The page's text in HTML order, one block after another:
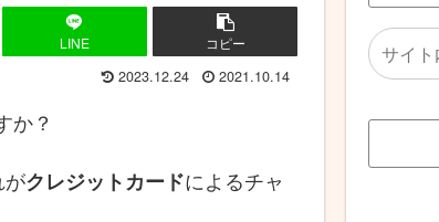
LINE コピー
2023.12.24 2021.10.14
か？
がクレジットカードによるチャ